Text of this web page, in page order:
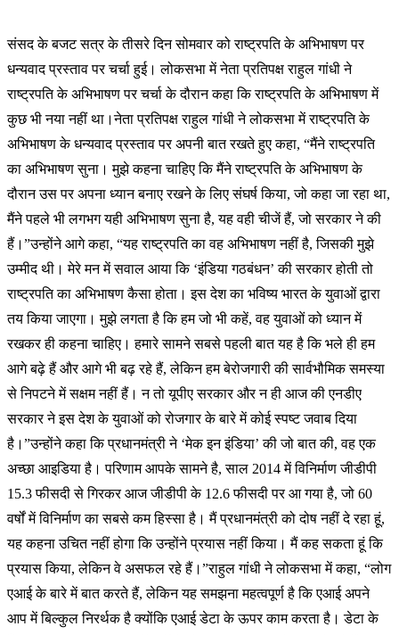
संसद के बजट सत्र के तीसरे दिन सोमवार को राष्ट्रपति के अभिभाषण पर
धन्यवाद प्रस्ताव पर चर्चा हुई। लोकसभा में नेता प्रतिपक्ष राहुल गांधी ने
राष्ट्रपति के अभिभाषण पर चर्चा के दौरान कहा कि राष्ट्रपति के अभिभाषण में
कुछ भी नया नहीं था।नेता प्रतिपक्ष राहुल गांधी ने लोकसभा में राष्ट्रपति के
अभिभाषण के धन्यवाद प्रस्ताव पर अपनी बात रखते हुए कहा, “मैंने राष्ट्रपति
का अभिभाषण सुना। मुझे कहना चाहिए कि मैंने राष्ट्रपति के अभिभाषण के
दौरान उस पर अपना ध्यान बनाए रखने के लिए संघर्ष किया, जो कहा जा रहा था,
मैंने पहले भी लगभग यही अभिभाषण सुना है, यह वही चीजें हैं, जो सरकार ने की
हैं।”उन्होंने आगे कहा, “यह राष्ट्रपति का वह अभिभाषण नहीं है, जिसकी मुझे
उम्मीद थी। मेरे मन में सवाल आया कि ‘इंडिया गठबंधन’ की सरकार होती तो
राष्ट्रपति का अभिभाषण कैसा होता। इस देश का भविष्य भारत के युवाओं द्वारा
तय किया जाएगा। मुझे लगता है कि हम जो भी कहें, वह युवाओं को ध्यान में
रखकर ही कहना चाहिए। हमारे सामने सबसे पहली बात यह है कि भले ही हम
आगे बढ़े हैं और आगे भी बढ़ रहे हैं, लेकिन हम बेरोजगारी की सार्वभौमिक समस्या
से निपटने में सक्षम नहीं हैं। न तो यूपीए सरकार और न ही आज की एनडीए
सरकार ने इस देश के युवाओं को रोजगार के बारे में कोई स्पष्ट जवाब दिया
है।”उन्होंने कहा कि प्रधानमंत्री ने ‘मेक इन इंडिया’ की जो बात की, वह एक
अच्छा आइडिया है। परिणाम आपके सामने है, साल 2014 में विनिर्माण जीडीपी
15.3 फीसदी से गिरकर आज जीडीपी के 12.6 फीसदी पर आ गया है, जो 60
वर्षों में विनिर्माण का सबसे कम हिस्सा है। मैं प्रधानमंत्री को दोष नहीं दे रहा हूं,
यह कहना उचित नहीं होगा कि उन्होंने प्रयास नहीं किया। मैं कह सकता हूं कि
प्रयास किया, लेकिन वे असफल रहे हैं।”राहुल गांधी ने लोकसभा में कहा, “लोग
एआई के बारे में बात करते हैं, लेकिन यह समझना महत्वपूर्ण है कि एआई अपने
आप में बिल्कुल निरर्थक है क्योंकि एआई डेटा के ऊपर काम करता है। डेटा के